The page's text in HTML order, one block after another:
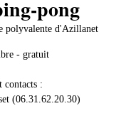
pong
polyvalente d'Azillanet
- gratuit
contacts :
(06.31.62.20.30)